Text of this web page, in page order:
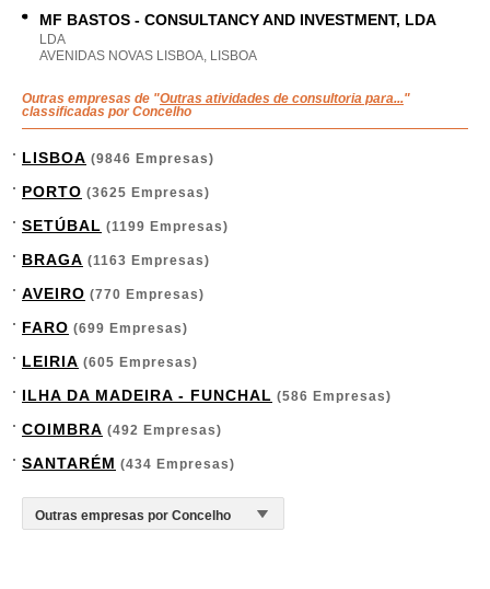
MF BASTOS - CONSULTANCY AND INVESTMENT, LDA
LDA
AVENIDAS NOVAS LISBOA, LISBOA
Outras empresas de "Outras atividades de consultoria para..."
classificadas por Concelho
LISBOA (9846 Empresas)
PORTO (3625 Empresas)
SETÚBAL (1199 Empresas)
BRAGA (1163 Empresas)
AVEIRO (770 Empresas)
FARO (699 Empresas)
LEIRIA (605 Empresas)
ILHA DA MADEIRA - FUNCHAL (586 Empresas)
COIMBRA (492 Empresas)
SANTARÉM (434 Empresas)